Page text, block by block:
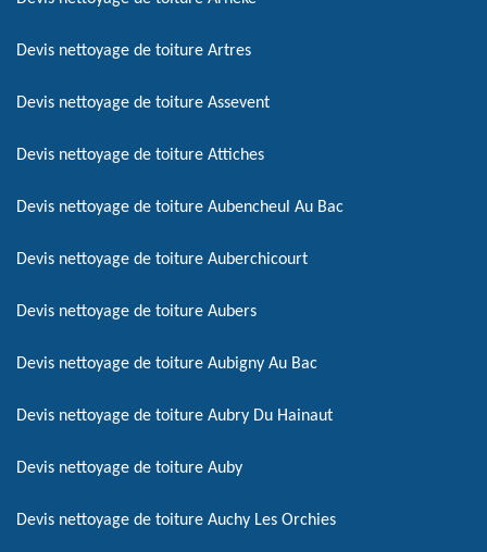
Devis nettoyage de toiture Artres
Devis nettoyage de toiture Assevent
Devis nettoyage de toiture Attiches
Devis nettoyage de toiture Aubencheul Au Bac
Devis nettoyage de toiture Auberchicourt
Devis nettoyage de toiture Aubers
Devis nettoyage de toiture Aubigny Au Bac
Devis nettoyage de toiture Aubry Du Hainaut
Devis nettoyage de toiture Auby
Devis nettoyage de toiture Auchy Les Orchies